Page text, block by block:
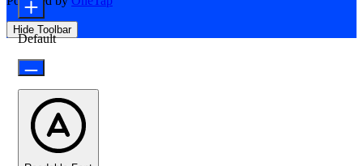
Hide Toolbar
Default